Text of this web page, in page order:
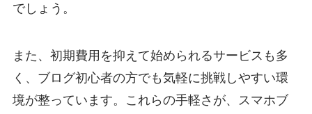
でしょう。
また、初期費用を抑えて始められるサービスも多
く、ブログ初心者の方でも気軽に挑戦しやすい環
境が整っています。これらの手軽さが、スマホブ